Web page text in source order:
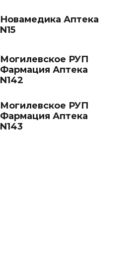
Новамедика Аптека
N15
Могилевское РУП
Фармация Аптека
N142
Могилевское РУП
Фармация Аптека
N143